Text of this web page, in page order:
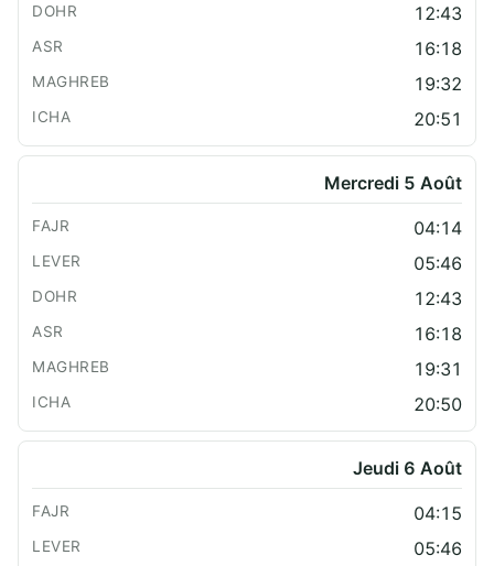
12:43
16:18
19:32
20:51
Mercredi 5 Août
04:14
05:46
12:43
16:18
19:31
20:50
Jeudi 6 Août
04:15
05:46